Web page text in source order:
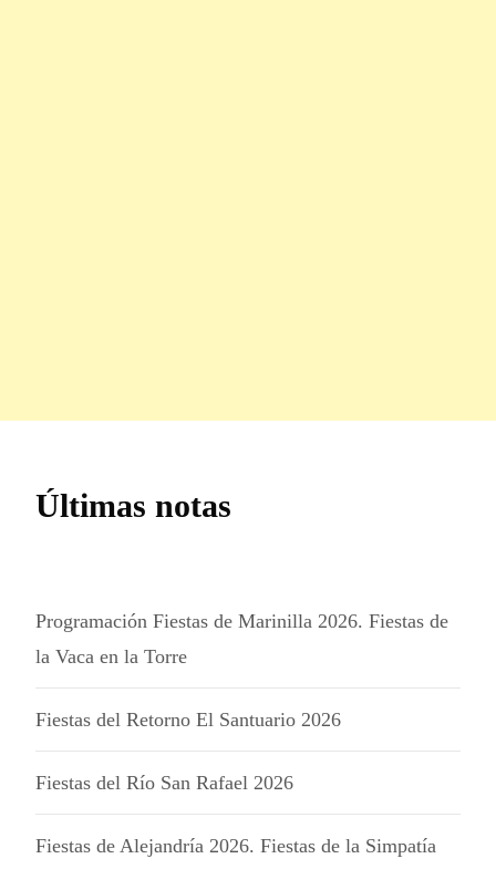
Últimas notas
Programación Fiestas de Marinilla 2026. Fiestas de
la Vaca en la Torre
Fiestas del Retorno El Santuario 2026
Fiestas del Río San Rafael 2026
Fiestas de Alejandría 2026. Fiestas de la Simpatía